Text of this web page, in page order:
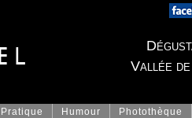
Vallée
Pratique Humour Photothèque